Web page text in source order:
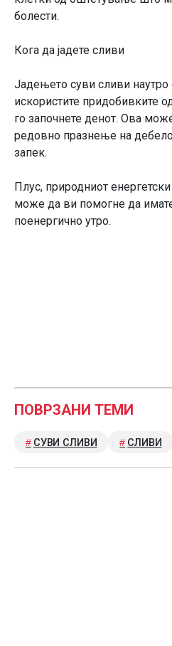
болести.
Кога да јадете сливи
Јадењето суви сливи наутро
искористите придобивките
го започнете денот. Ова
редовно празнење на
запек.
Плус, природниот
може да ви помогне да
поенергично утро.
ПОВРЗАНИ ТЕМИ
СУВИ СЛИВИ СЛИВИ